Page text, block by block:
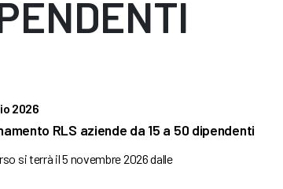
2026
RLS aziende da 15 a 50 dipendenti
si terrà il 5 novembre 2026 dalle